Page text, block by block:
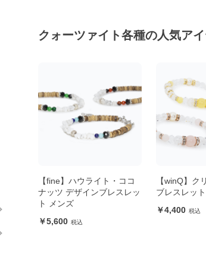
クォーツァイト各種の人気ア
【fine】ハウライト・ココ
ナッツ デザインブレスレッ
ト メンズ
5,600
【winQ】ク
ブレスレッ
4,400